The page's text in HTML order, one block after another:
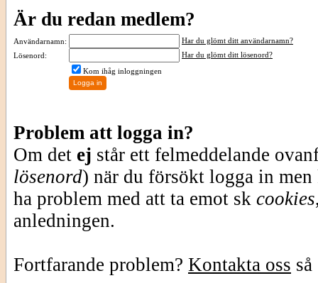
Är du redan medlem?
Användarnamn:
Har du glömt ditt användarnamn?
Lösenord:
Har du glömt ditt lösenord?
Kom ihåg inloggningen
Problem att logga in?
Om det ej står ett felmeddelande
lösenord) när du försökt logga in
ha problem med att ta emot sk cookies
anledningen.
Fortfarande problem? Kontakta oss